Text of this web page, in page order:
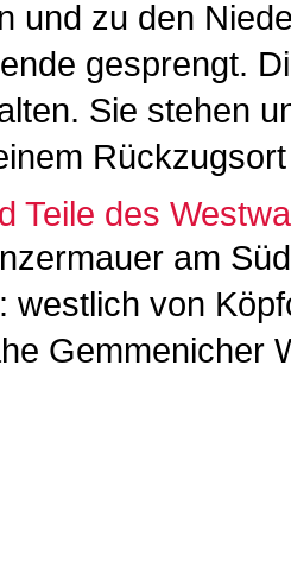
und zu den
gesprengt.
Sie stehen
Teile des
am
westlich von
Gemmenicher